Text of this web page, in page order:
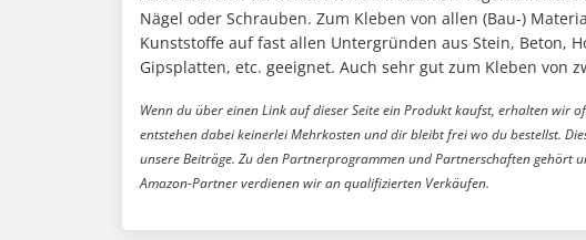
Nägel oder Schrauben. Zum Kleben von allen (Bau-)
Kunststoffe auf fast allen Untergründen aus Stein, Beton,
Gipsplatten, etc. geeignet. Auch sehr gut zum Kleben von
Wenn du über einen Link auf dieser Seite ein Produkt kaufst, erhalten wir
entstehen dabei keinerlei Mehrkosten und dir bleibt frei wo du bestellst.
unsere Beiträge. Zu den Partnerprogrammen und Partnerschaften gehört
Amazon-Partner verdienen wir an qualifizierten Verkäufen.